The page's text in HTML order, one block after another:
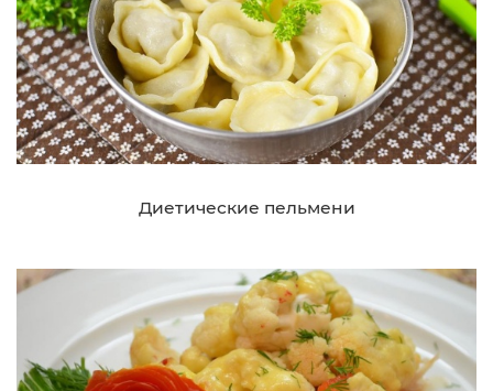
Диетические пельмени